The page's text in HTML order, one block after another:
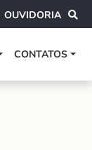
OUVIDORIA
CONTATOS